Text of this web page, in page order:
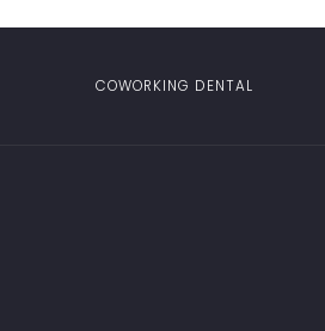
COWORKING DENTAL